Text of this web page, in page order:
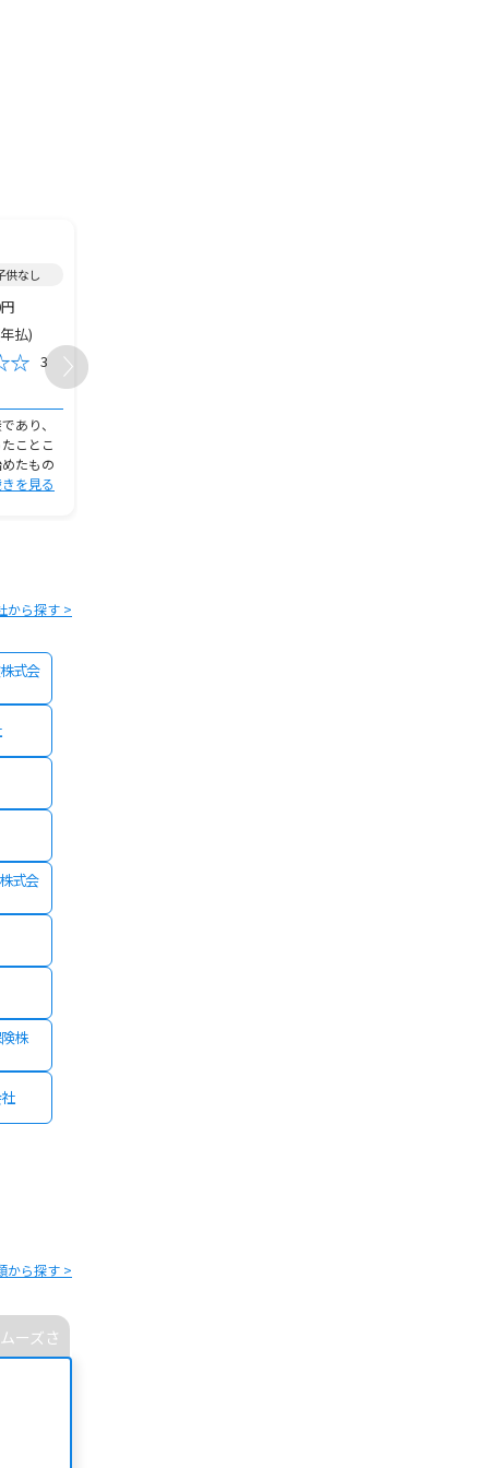
供なし
払)
3
あり、
ことこ
たもの
を見る
式会
式会
株
から探す >
ーズさ
から探す >